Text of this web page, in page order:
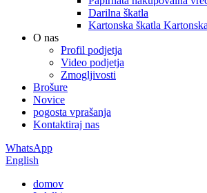
Darilna škatla
Kartonska škatla
O nas
Profil podjetja
Video podjetja
Zmogljivosti
Brošure
Novice
pogosta vprašanja
Kontaktiraj nas
WhatsApp
English
domov